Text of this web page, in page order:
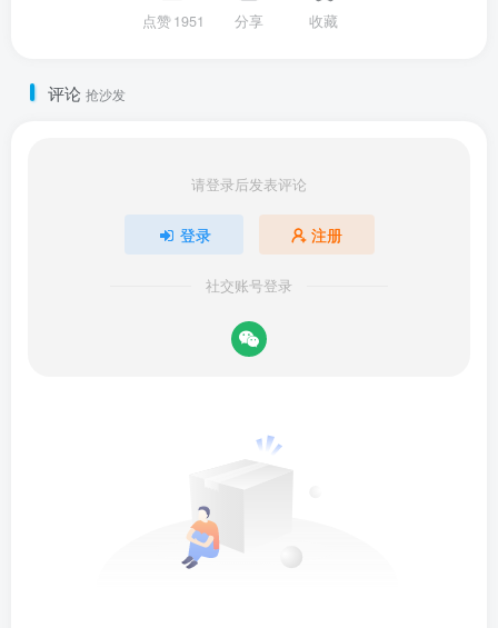
点赞1951 分享 收藏
评论 抢沙发
请登录后发表评论
登录 注册
社交账号登录